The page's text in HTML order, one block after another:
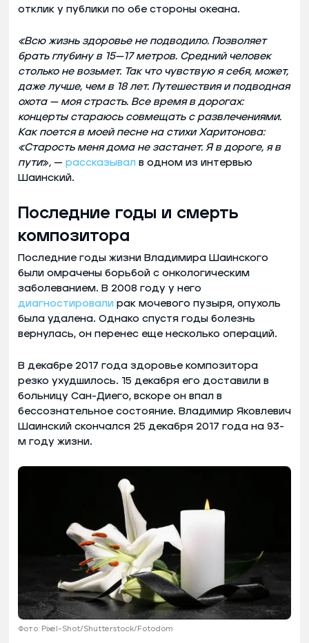
отклик у публики по обе стороны океана.
«Всю жизнь здоровье не подводило. Позволяет
брать глубину в 15—17 метров. Средний человек
столько не возьмет. Так что чувствую я себя, может,
даже лучше, чем в 18 лет. Путешествия и подводная
охота — моя страсть. Все время в дорогах:
концерты стараюсь совмещать с развлечениями.
Как поется в моей песне на стихи Харитонова:
«Старость меня дома не застанет. Я в дороге, я в
пути», — рассказывал в одном из интервью
Шаинский.
Последние годы и смерть
композитора
Последние годы жизни Владимира Шаинского
были омрачены борьбой с онкологическим
заболеванием. В 2008 году у него
диагностировали рак мочевого пузыря, опухоль
была удалена. Однако спустя годы болезнь
вернулась, он перенес еще несколько операций.
В декабре 2017 года здоровье композитора
резко ухудшилось. 15 декабря его доставили в
больницу Сан-Диего, вскоре он впал в
бессознательное состояние. Владимир Яковлевич
Шаинский скончался 25 декабря 2017 года на 93-
м году жизни.
Фото: Pixel-Shot/Shutterstock/Fotodom